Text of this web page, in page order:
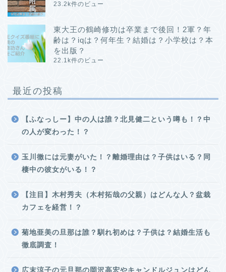
23.2k件のビュー
東大王の鶴崎修功は卒業まで後回！2軍？年
齢は？iqは？何年生？結婚は？小学校は？本
を出版？
22.1k件のビュー
最近の投稿
【ふなっしー】中の人は誰？北見健二という噂も！？中
の人が変わった！？
玉川徹には元妻がいた！？離婚理由は？子供はいる？同
棲中の彼女がいる！？
【注目】木村秀夫（木村拓哉の父親）はどんな人？盆栽
カフェを経営！？
菊地亜美の旦那は誰？馴れ初めは？子供は？結婚生活も
徹底調査！
広末涼子の元旦那の岡沢高宏やキャンドルジュンはどん